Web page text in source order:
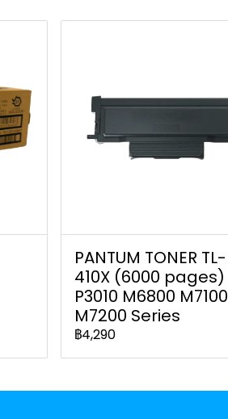
PANTUM TONER TL-
410X (6000 pages)
P3010 M6800 M7100
M7200 Series
฿4,290